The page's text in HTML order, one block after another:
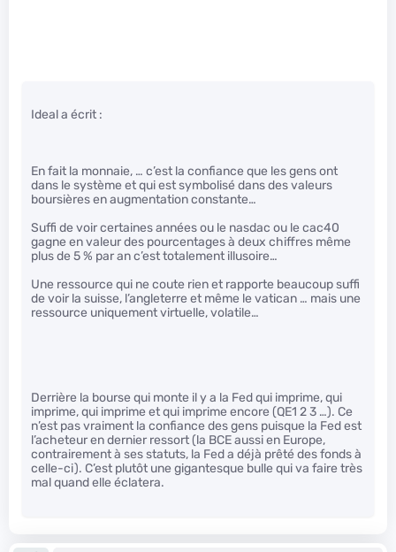
Ideal a écrit :
En fait la monnaie, … c’est la confiance que les gens ont
dans le système et qui est symbolisé dans des valeurs
boursières en augmentation constante…
Suffi de voir certaines années ou le nasdac ou le cac40
gagne en valeur des pourcentages à deux chiffres même
plus de 5 % par an c’est totalement illusoire…
Une ressource qui ne coute rien et rapporte beaucoup suffi
de voir la suisse, l’angleterre et même le vatican … mais une
ressource uniquement virtuelle, volatile…
Derrière la bourse qui monte il y a la Fed qui imprime, qui
imprime, qui imprime et qui imprime encore (QE1 2 3 …). Ce
n’est pas vraiment la confiance des gens puisque la Fed est
l’acheteur en dernier ressort (la BCE aussi en Europe,
contrairement à ses statuts, la Fed a déjà prêté des fonds à
celle-ci). C’est plutôt une gigantesque bulle qui va faire très
mal quand elle éclatera.